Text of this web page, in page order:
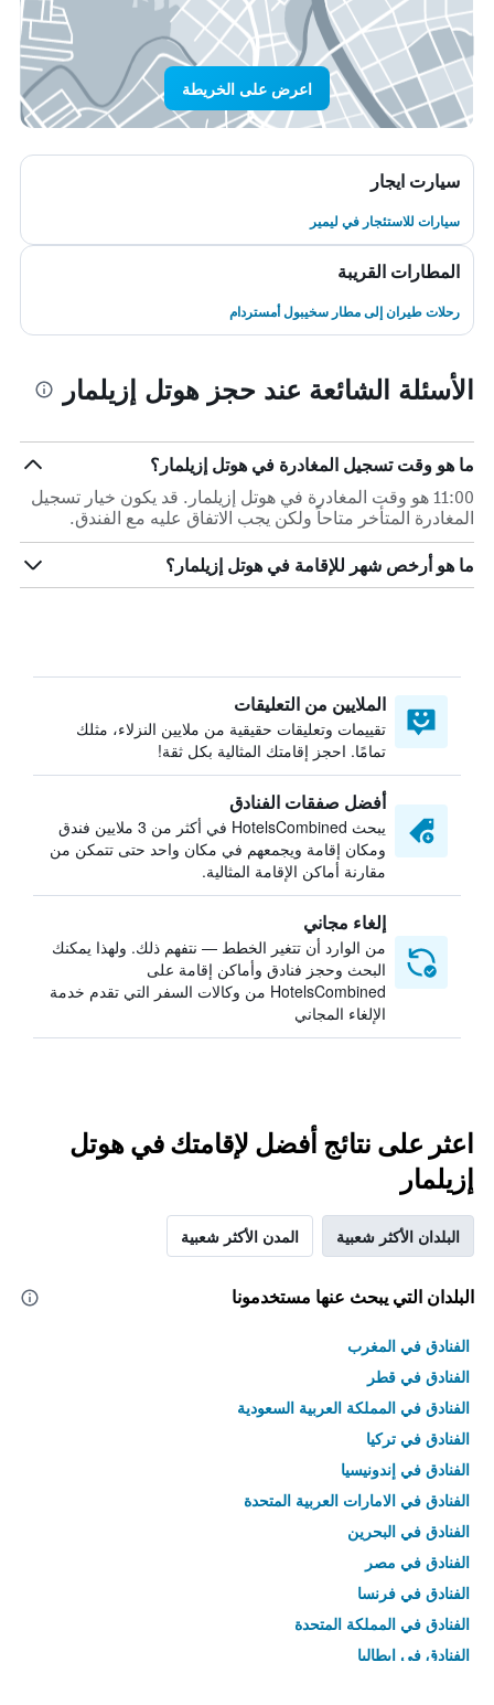
اعرض على الخريطة
سيارت ايجار
سيارات للاستئجار في ليمير
المطارات القريبة
رحلات طيران إلى مطار سخيبول أمستردام
الأسئلة الشائعة عند حجز هوتل إزيلمار
ما هو وقت تسجيل المغادرة في هوتل إزيلمار؟
11:00 هو وقت المغادرة في هوتل إزيلمار. قد يكون خيار تسجيل
المغادرة المتأخر متاحاً ولكن يجب الاتفاق عليه مع الفندق.
ما هو أرخص شهر للإقامة في هوتل إزيلمار؟
الملايين من التعليقات
تقييمات وتعليقات حقيقية من ملايين النزلاء، مثلك
تمامًا. احجز إقامتك المثالية بكل ثقة!
أفضل صفقات الفنادق
يبحث HotelsCombined في أكثر من 3 ملايين فندق
ومكان إقامة ويجمعهم في مكان واحد حتى تتمكن من
مقارنة أماكن الإقامة المثالية.
إلغاء مجاني
من الوارد أن تتغير الخطط — نتفهم ذلك. ولهذا يمكنك
البحث وحجز فنادق وأماكن إقامة على
HotelsCombined من وكالات السفر التي تقدم خدمة
الإلغاء المجاني
اعثر على نتائج أفضل لإقامتك في هوتل
إزيلمار
البلدان الأكثر شعبية المدن الأكثر شعبية
البلدان التي يبحث عنها مستخدمونا
الفنادق في المغرب
الفنادق في قطر
الفنادق في المملكة العربية السعودية
الفنادق في تركيا
الفنادق في إندونيسيا
الفنادق في الامارات العربية المتحدة
الفنادق في البحرين
الفنادق في مصر
الفنادق في فرنسا
الفنادق في المملكة المتحدة
الفنادق في إيطاليا